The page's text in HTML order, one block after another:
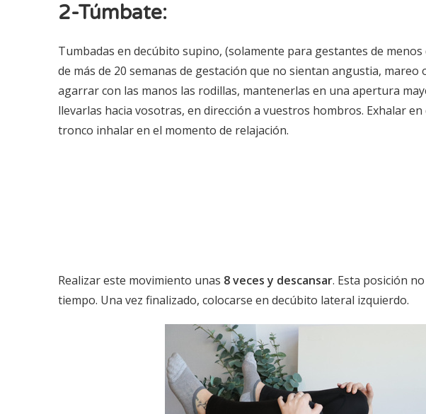
2-Túmbate:
Tumbadas en decúbito supino, (solamente para gestantes de
de más de 20 semanas de gestación que no sientan angustia, mareo
agarrar con las manos las rodillas, mantenerlas en una apertura
llevarlas hacia vosotras, en dirección a vuestros hombros. Exhalar
tronco inhalar en el momento de relajación.
Realizar este movimiento unas 8 veces y descansar. Esta posición
tiempo. Una vez finalizado, colocarse en decúbito lateral izquierdo.